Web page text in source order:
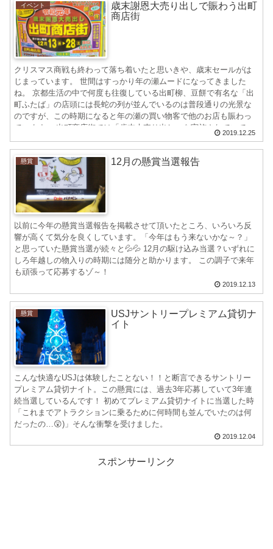
イベント
歳末謝恩大売り出しで賑わう出町
商店街
クリスマス商戦も終わって落ち着いたと思いきや、歳末セールがは
じまっています。 世間はすっかり年の瀬ムードになってきました
ね。 京都生活の中で何度も往復している出町柳、豆餅で有名な「出
町ふたば」の店頭には長蛇の列が並んでいるのは普段通りの光景な
のですが、この時期になると年の瀬の買い物客で他のお店も賑わっ
ています。 出町商店街では「歳末大売り出し」を実施されていて、
いるそうです。
2019.12.25
懸賞 12月の懸賞当選報告
以前に今年の懸賞当選報告を掲載させて頂いたところ、いろいろ反
響が高くて気分を良くしています。「今年はもう来ないかな～？」
と思っていた懸賞当選が続々と💦💦 12月の駆け込み当選？いずれに
しろ年越しの物入りの時期には随分と助かります。 この調子で来年
も頑張って応募するゾ～！
2019.12.13
懸賞
USJサントリープレミアム貸切ナ
イト
こんな快適なUSJは体験したことない！！と断言できるサントリー
プレミアム貸切ナイト。この懸賞には、過去3年応募していて3年連
続当選しているんです！ 初めてプレミアム貸切ナイトに当選した時
「これまでアトラクションに乗るために何時間も並んでいたのは何
だったの…😲)」そんな衝撃を受けました。
2019.12.04
スポンサーリンク